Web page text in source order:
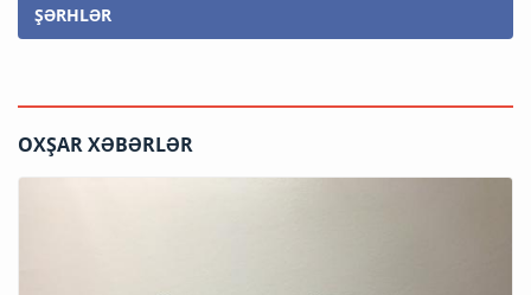
ŞƏRHLƏR
OXŞAR XƏBƏRLƏR